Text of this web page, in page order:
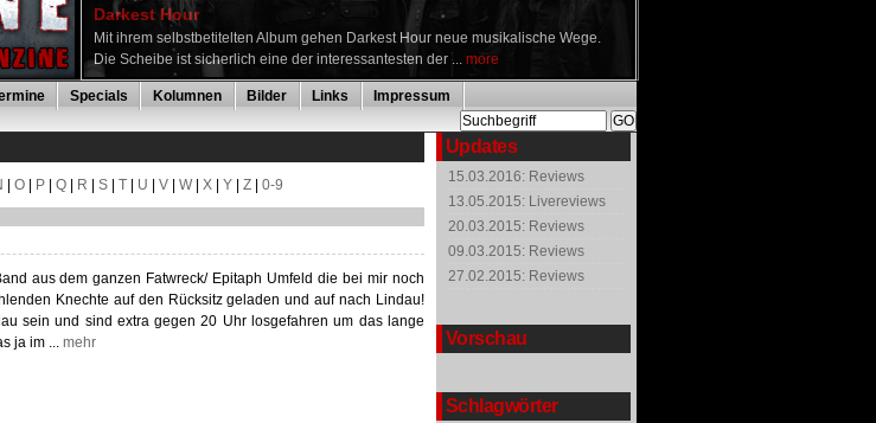
Darkest Hour
Mit ihrem selbstbetitelten Album gehen Darkest Hour neue musikalische Wege.
Die Scheibe ist sicherlich eine der interessantesten der ... more
Specials Kolumnen Bilder Links Impressum
Updates
15.03.2016: Reviews
13.05.2015: Livereviews
20.03.2015: Reviews
09.03.2015: Reviews
27.02.2015: Reviews
Vorschau
Schlagwörter
|O P |Q R |S |T U |V |W |X |Y |Z |0-9
aus dem ganzen Fatwreck/ Epitaph Umfeld die bei mir noch
Knechte auf den Rücksitz geladen und auf nach Lindau!
sein und sind extra gegen 20 Uhr losgefahren um das lange
ja im ...
mehr